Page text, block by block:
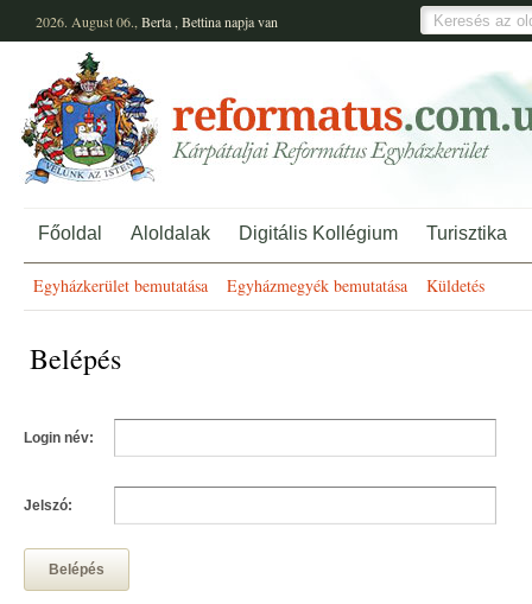
2026. August 06., Berta , Bettinanapja van
Főoldal Aloldalak Digitális Kollégium Turisztika
Egyházkerület bemutatása Egyházmegyék bemutatása Küldetés
Belépés
Login név:
Jelszó:
Belépés